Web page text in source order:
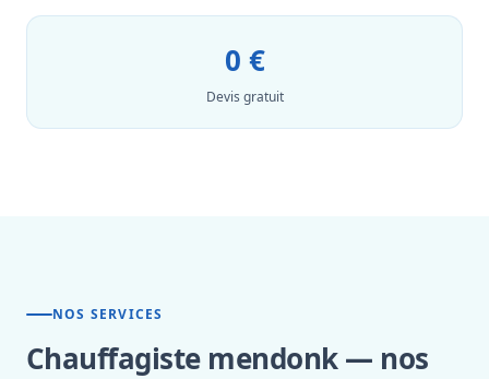
0 €
Devis gratuit
NOS SERVICES
Chauffagiste mendonk — nos